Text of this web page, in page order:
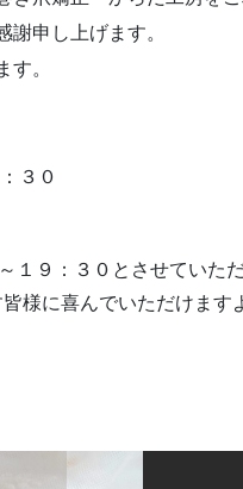
謝申し上げます。
す。
３０
１９：３０とさせていただ
様に喜んでいただけます